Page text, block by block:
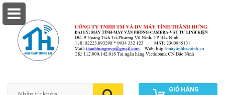
GIỎ HÀNG